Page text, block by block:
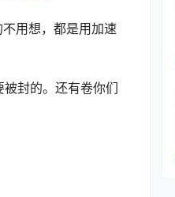
用想，都是用加速
封的。还有卷你们